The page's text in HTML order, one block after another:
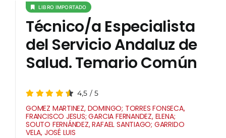
EDITORIALES
CATÁLOGOS
LISTADOS
NOSOTROS
LIBRO IMPORTADO
Técnico/a Especialista
del Servicio Andaluz de
Salud. Temario Común
4,5 /5
GOMEZ MARTINEZ, DOMINGO; TORRES FONSECA,
FRANCISCO JESUS; GARCIA FERNANDEZ, ELENA;
SOUTO FERNÁNDEZ, RAFAEL SANTIAGO; GARRIDO
VELA, JOSÉ LUIS